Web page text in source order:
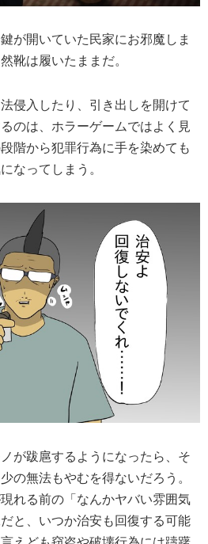
が開いていた民家にお邪魔しま
靴は履いたままだ。
侵入したり、引き出しを開けて
のは、ホラーゲームではよく見
階から犯罪行為に手を染めても
なってしまう。
が跋扈するようになったら、そ
の無法もやむを得ないだろう。
れる前の「なんかヤバい雰囲気
と、いつか治安も回復する可能